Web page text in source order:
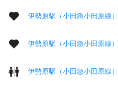
伊勢原駅（小田急小田原線
伊勢原駅（小田急小田原線
伊勢原駅（小田急小田原線